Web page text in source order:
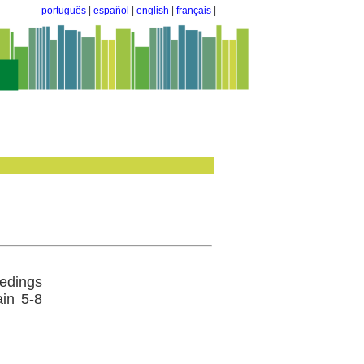
português español english français
5-8